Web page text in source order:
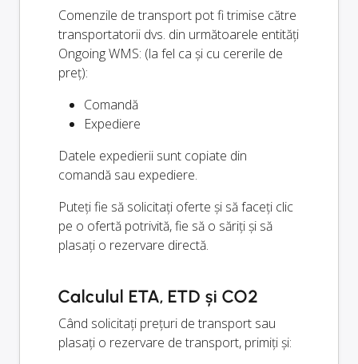
Comenzile de transport pot fi trimise către
transportatorii dvs. din următoarele entități
Ongoing WMS: (la fel ca și cu cererile de
preț):
Comandă
Expediere
Datele expedierii sunt copiate din
comandă sau expediere.
Puteți fie să solicitați oferte și să faceți clic
pe o ofertă potrivită, fie să o săriți și să
plasați o rezervare directă.
Calculul ETA, ETD și CO2
Când solicitați prețuri de transport sau
plasați o rezervare de transport, primiți și: